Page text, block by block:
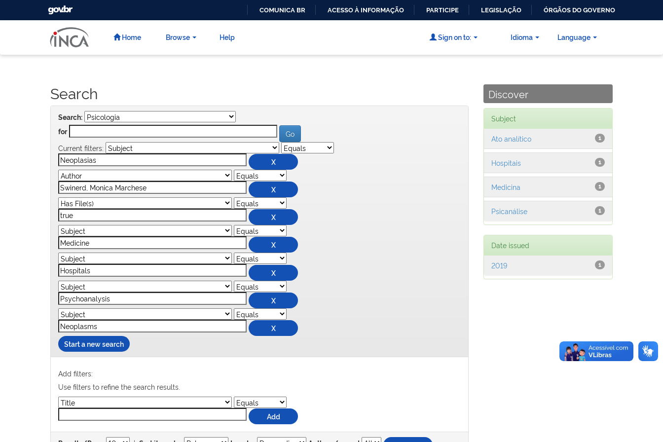
CONTEÚDO
GOVBR
COMUNICA BR ACESSO À INFORMAÇÃO PARTICIPE LEGISLAÇÃO ÓRGÃOS DO GOVERNO
Home Browse Help Language
Sign on to: Idioma
Search
Search:
for
Current filters:
Start a new search
Add filters:
Use filters to refine the search results.
Discover
Subject
1
Ato analítico
1
Hospitais
1
Medicina
1
Psicanálise
Date issued
1
2019